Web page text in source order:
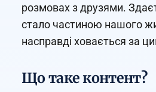
розмовах з друзями.
стало частиною нашого
насправді ховається за
Що таке контент?